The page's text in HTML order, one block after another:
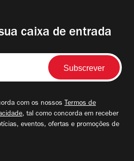
caixa de entrada
com os nossos Termos de
, tal como concorda em receber
eventos, ofertas e promoções de